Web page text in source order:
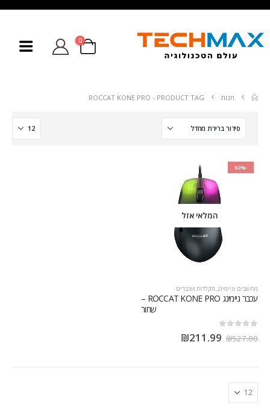
0
חנות PRODUCT TAG -
ROCCAT KONE PRO
-60%
המלאי אזל
מחשבים וגיימינג, מקלדות ועכברים
עכבר גיימינג ROCCAT KONE PRO –
שחור
₪527.00
₪211.99